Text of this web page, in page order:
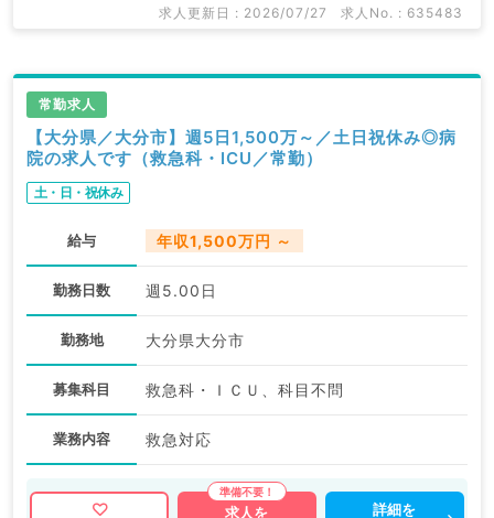
求人更新日 : 2026/07/27 求人No. : 635483
常勤求人
【大分県／大分市】週5日1,500万～／土日祝休み◎病
院の求人です（救急科・ICU／常勤）
土・日・祝休み
給与 年収1,500万円 ～
勤務日数 週5.00日
勤務地 大分県大分市
募集科目 救急科・ＩＣＵ、科目不問
業務内容 救急対応
求人を
詳細を